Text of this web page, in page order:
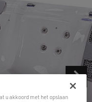
u akkoord met het opslaan